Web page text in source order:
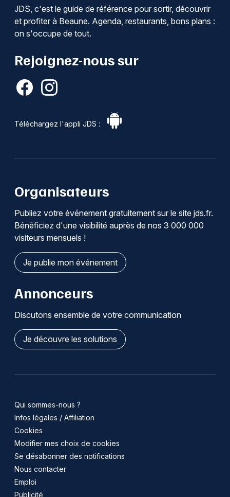
JDS, c'est le guide de référence pour sortir, découvrir
et profiter à Beaune. Agenda, restaurants, bons plans :
on s'occupe de tout.
Rejoignez-nous sur
Téléchargez l'appli JDS :
Organisateurs
Publiez votre événement gratuitement sur le site jds.fr.
Bénéficiez d'une visibilité auprès de nos 3 000 000
visiteurs mensuels !
Je publie mon événement
Annonceurs
Discutons ensemble de votre communication
Je découvre les solutions
Qui sommes-nous ?
Infos légales / Affiliation
Cookies
Modifier mes choix de cookies
Se désabonner des notifications
Nous contacter
Emploi
Publicité